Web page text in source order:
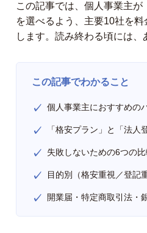
この記事では、個人事業主
を選べるよう、主要10社を
します。読み終わる頃には、
この記事でわかること
個人事業主におすすめの
「格安プラン」と「法
失敗しないための6つの
目的別（格安重視／登記
開業届・特定商取引法・